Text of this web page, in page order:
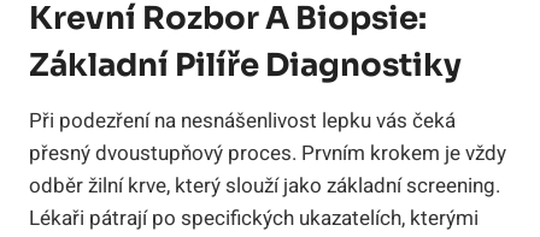
Krevní Rozbor A Biopsie:
Základní Pilíře Diagnostiky
Při podezření na nesnášenlivost lepku vás čeká
přesný dvoustupňový proces. Prvním krokem je vždy
odběr žilní krve, který slouží jako základní screening.
Lékaři pátrají po specifických ukazatelích, kterými